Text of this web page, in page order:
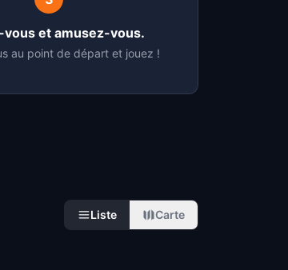
vous et amusez-vous.
au point de départ et jouez !
Liste Carte